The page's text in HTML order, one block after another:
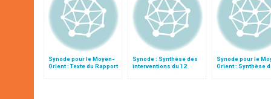
Synode pour le Moyen-
Orient : Texte du Rapport
Synode : Synthèse des
interventions du 12
octobre (matin)
Synode pour le
Orient : Synthèse